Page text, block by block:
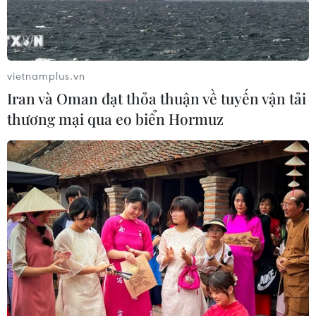
An Giang: Xây dựng cơ chế giao việc
lớn, việc khó cho kinh tế tư nhân
Nghị quyết 10-NQ/TW: Kiến tạo hệ
sinh thái đầu tư hấp dẫn doanh
nghiệp FDI
05/08/2026 03:59
Thành phố Hồ Chí Minh siết kiểm
soát chặt chẽ thực phẩm tại các chợ
đầu mối
05/08/2026 02:50
vietnamplus.vn
Iran và Oman đạt thỏa thuận về tuyến vận tải
thương mại qua eo biển Hormuz